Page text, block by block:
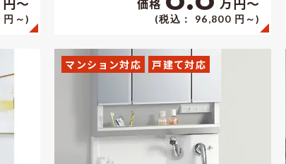
～)
価格
(税込： 96,800 円～)
マンション対応 戸建て対応